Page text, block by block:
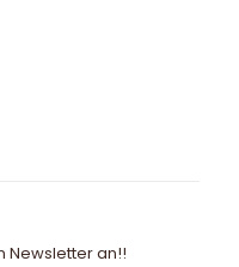
Newsletter an!!